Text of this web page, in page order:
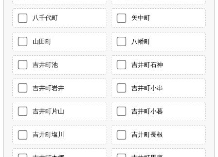
八千代町 矢中町
山田町 八幡町
吉井町池 吉井町石神
吉井町岩井 吉井町小串
吉井町片山 吉井町小暮
吉井町塩川 吉井町長根